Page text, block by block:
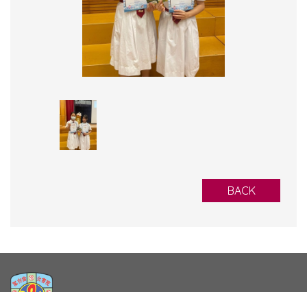
BACK